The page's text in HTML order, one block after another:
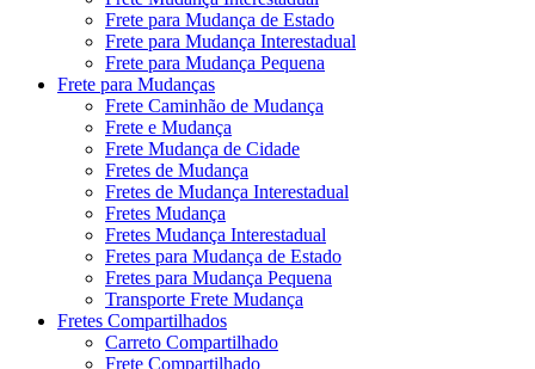
Frete para Mudança de Estado
Frete para Mudança Interestadual
Frete para Mudança Pequena
Frete para Mudanças
Frete Caminhão de Mudança
Frete e Mudança
Frete Mudança de Cidade
Fretes de Mudança
Fretes de Mudança Interestadual
Fretes Mudança
Fretes Mudança Interestadual
Fretes para Mudança de Estado
Fretes para Mudança Pequena
Transporte Frete Mudança
Fretes Compartilhados
Carreto Compartilhado
Frete Compartilhado